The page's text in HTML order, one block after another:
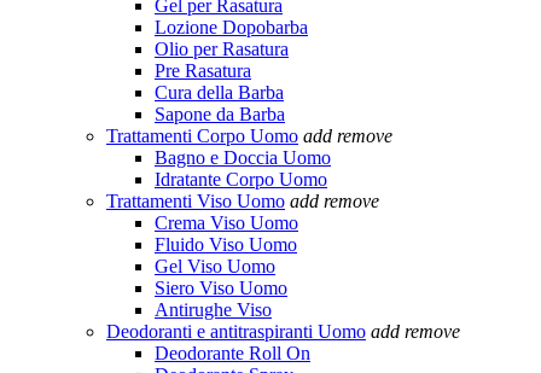
Gel per Rasatura
Lozione Dopobarba
Olio per Rasatura
Pre Rasatura
Cura della Barba
Sapone da Barba
Trattamenti Corpo Uomo add remove
Bagno e Doccia Uomo
Idratante Corpo Uomo
Trattamenti Viso Uomo add remove
Crema Viso Uomo
Fluido Viso Uomo
Gel Viso Uomo
Siero Viso Uomo
Antirughe Viso
Deodoranti e antitraspiranti Uomo add remove
Deodorante Roll On